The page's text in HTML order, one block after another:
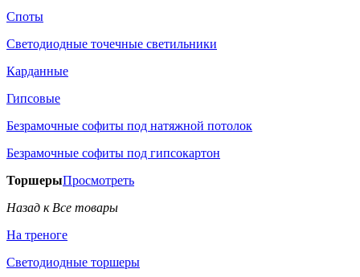
Споты
Светодиодные точечные светильники
Карданные
Гипсовые
Безрамочные софиты под натяжной потолок
Безрамочные софиты под гипсокартон
ТоршерыПросмотреть
Назад к Все товары
На треноге
Светодиодные торшеры